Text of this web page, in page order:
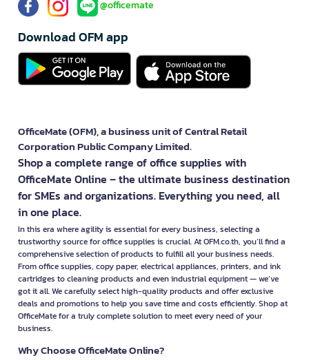
@officemate
Download OFM app
OfficeMate (OFM), a business unit of Central Retail
Corporation Public Company Limited.
Shop a complete range of office supplies with
OfficeMate Online – the ultimate business destination
for SMEs and organizations. Everything you need, all
in one place.
In this era where agility is essential for every business, selecting a
trustworthy source for office supplies is crucial. At OFM.co.th, you’ll find a
comprehensive selection of products to fulfill all your business needs.
From office supplies, copy paper, electrical appliances, printers, and ink
cartridges to cleaning products and even industrial equipment — we’ve
got it all. We carefully select high-quality products and offer exclusive
deals and promotions to help you save time and costs efficiently. Shop at
OfficeMate for a truly complete solution to meet every need of your
business.
Why Choose OfficeMate Online?